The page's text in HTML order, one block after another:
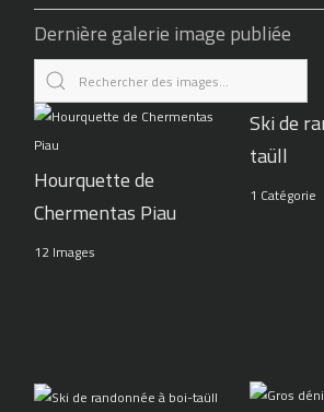
Dernière galerie image publiée
Hourquette de
Chermentas Piau
12 Images
Ski de
taüll
1 Catégorie